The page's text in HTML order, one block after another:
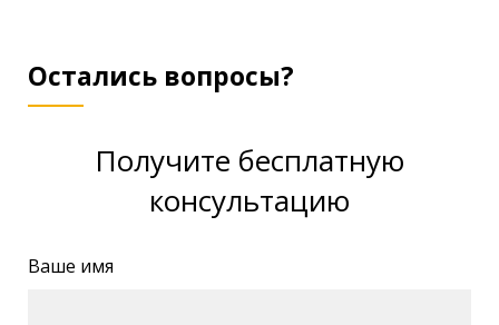
Остались вопросы?
Получите бесплатную
консультацию
Ваше имя